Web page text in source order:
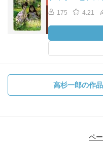
175 4.21
高杉一郎の作
ペ